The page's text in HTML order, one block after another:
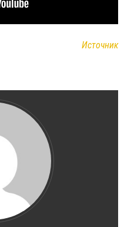
Источник